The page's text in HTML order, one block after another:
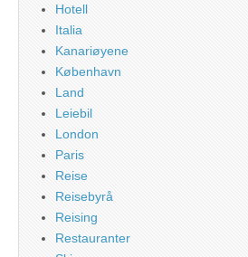
Hotell
Italia
Kanariøyene
København
Land
Leiebil
London
Paris
Reise
Reisebyrå
Reising
Restauranter